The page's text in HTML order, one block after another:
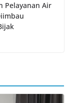
Pelayanan Air